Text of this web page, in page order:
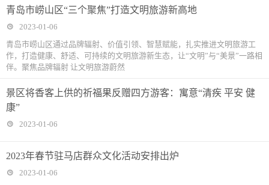
青岛市崂山区“三个聚焦”打造文明旅游新高地
2023-01-06
青岛市崂山区通过品牌辐射、价值引领、智慧赋能，扎实推进文明旅游工
作，打造健康、舒适、可持续的文明旅游新生态，让“文明”与“美景”一路相
伴。聚焦品牌辐射 让文明旅游蔚然
景区将香客上供的祈福果反赠四方游客：寓意“清疾 平安 健
康”
2023-01-06
2023年春节驻马店群众文化活动安排出炉
2023-01-06